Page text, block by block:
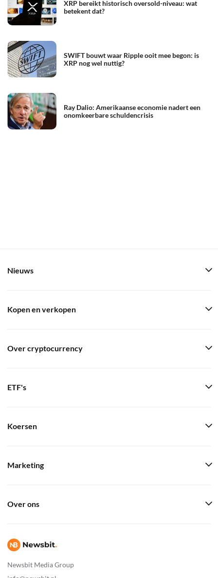
XRP bereikt historisch oversold-niveau: wat
betekent dat?
SWIFT bouwt waar Ripple ooit mee begon: is
XRP nog wel nuttig?
Ray Dalio: Amerikaanse economie nadert een
onomkeerbare schuldencrisis
Newsbit Media Group
Nieuws
Kopen en verkopen
Over cryptocurrency
ETF's
Koersen
Marketing
Over ons